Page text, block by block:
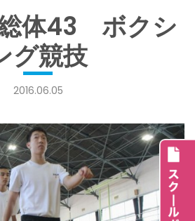
体43 ボクシ
グ競技
2016.06.05